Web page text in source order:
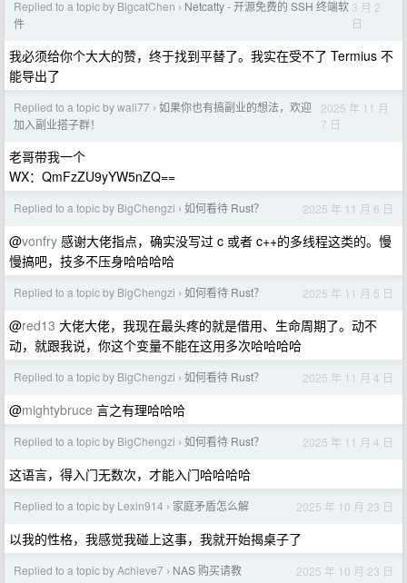
Replied to a topic by BigcatChen › Netcatty - 开源免费的 SSH 终端软
件
3 月 2
日
我必须给你个大大的赞，终于找到平替了。我实在受不了 Termius 不
能导出了
Replied to a topic by wali77 › 如果你也有搞副业的想法，欢迎
加入副业搭子群！
2025 年 11 月
7 日
老哥带我一个
WX：QmFzZU9yYW5nZQ==
Replied to a topic by BigChengzi › 如何看待 Rust？ 2025 年 11 月 6 日
@vonfry 感谢大佬指点，确实没写过 c 或者 c++的多线程这类的。慢
慢搞吧，技多不压身哈哈哈哈
Replied to a topic by BigChengzi › 如何看待 Rust？ 2025 年 11 月 5 日
@red13 大佬大佬，我现在最头疼的就是借用、生命周期了。动不
动，就跟我说，你这个变量不能在这用多次哈哈哈哈
Replied to a topic by BigChengzi › 如何看待 Rust？ 2025 年 11 月 4 日
@mightybruce 言之有理哈哈哈
Replied to a topic by BigChengzi › 如何看待 Rust？ 2025 年 11 月 4 日
这语言，得入门无数次，才能入门哈哈哈哈
Replied to a topic by Lexin914 › 家庭矛盾怎么解 2025 年 10 月 23 日
以我的性格，我感觉我碰上这事，我就开始揭桌子了
Replied to a topic by Achieve7 › NAS 购买请教 2025 年 10 月 23 日